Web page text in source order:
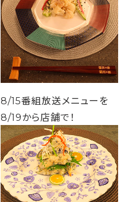
8/15番組放送メニューを
8/19から店舗で！